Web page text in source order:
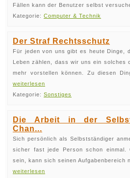
Fällen kann der Benutzer selbst
Kategorie: Computer & Technik
Der Straf Rechtsschutz
Für jeden von uns gibt es heute Dinge,
Leben zählen, dass wir uns ein solches
mehr vorstellen können. Zu diesen
weiterlesen
Kategorie: Sonstiges
Die Arbeit in der
Chan...
Sich persönlich als Selbstständiger
sicher fast jede Person schon einmal.
sein, kann sich seinen Aufgabenbereich
weiterlesen